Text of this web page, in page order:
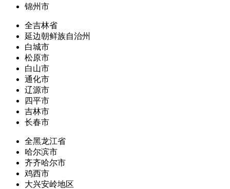
锦州市
全吉林省
延边朝鲜族自治州
白城市
松原市
白山市
通化市
辽源市
四平市
吉林市
长春市
全黑龙江省
哈尔滨市
齐齐哈尔市
鸡西市
大兴安岭地区